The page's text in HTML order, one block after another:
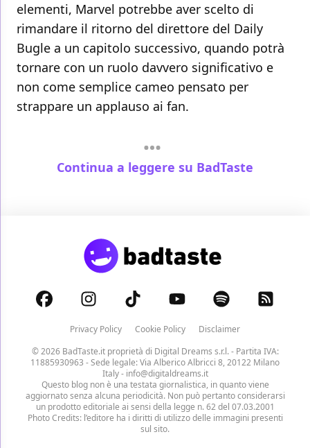
elementi, Marvel potrebbe aver scelto di
rimandare il ritorno del direttore del Daily
Bugle a un capitolo successivo, quando potrà
tornare con un ruolo davvero significativo e
non come semplice cameo pensato per
strappare un applauso ai fan.
Continua a leggere su BadTaste
Privacy Policy Cookie Policy
Disclaimer
© 2026 BadTaste.it proprietà di Digital Dreams s.r.l.- Partita IVA:
11885930963 - Sede legale: Via Alberico Albricci 8, 20122 Milano
Italy - info@digitaldreams.it
Questo blog non è una testata giornalistica, in quanto viene
aggiornato senza alcuna periodicità. Non può pertanto considerarsi
un prodotto editoriale ai sensi della legge n. 62 del 07.03.2001
Photo Credits: l’editore ha i diritti di utilizzo delle immagini presenti
sul sito.